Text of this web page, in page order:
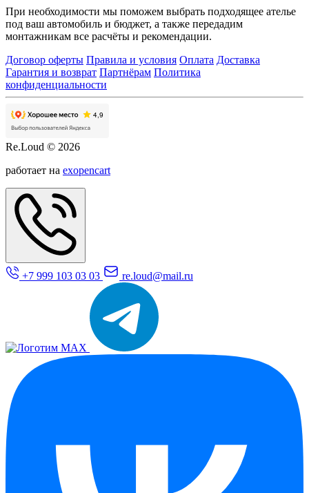
При необходимости мы поможем выбрать подходящее ателье
под ваш автомобиль и бюджет, а также передадим
монтажникам все расчёты и рекомендации.
Договор оферты Правила и условия Оплата Доставка
Гарантия и возврат Партнёрам Политика
конфиденциальности
Re.Loud © 2026
работает на exopencart
+7 999 103 03 03 re.loud@mail.ru